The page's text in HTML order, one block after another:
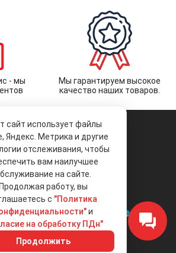
- мы
Мы гарантируем высокое
качество наших товаров.
2026 «Liberty Project».
и запчасти оптом.
об обработке и защите
персональных данных
Интернет-магазин
+7 (495) 792-792-8
сайт использует файлы
Яндекс. Метрика и другие
отслеживания, чтобы
вам наилучшее
на сайте.
Продолжая работу, вы
с "Политика
и
на обработку ПДн"